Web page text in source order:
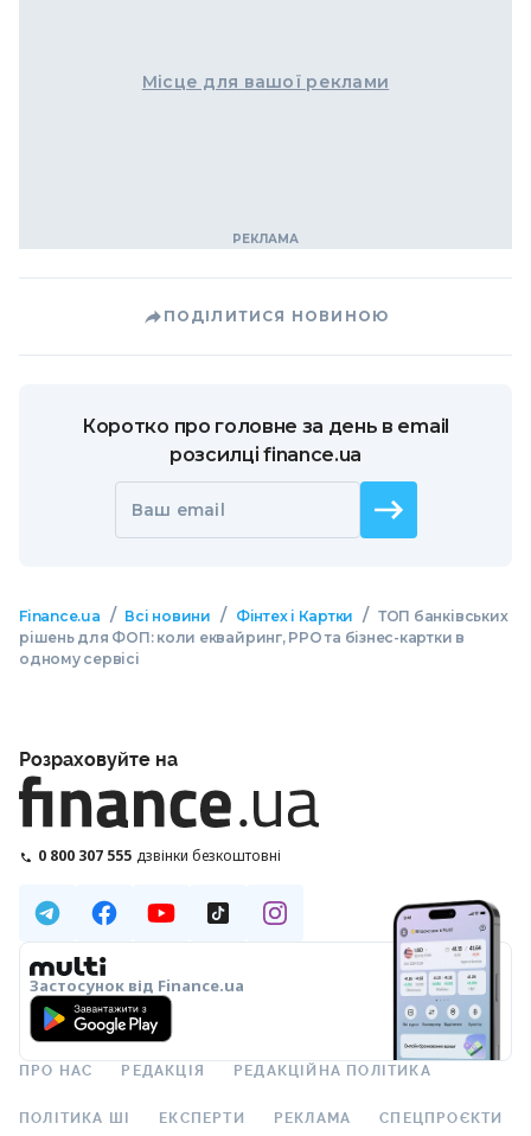
Місце для вашої реклами
ПОДІЛИТИСЯ НОВИНОЮ
Коротко про головне за день в email
розсилці finance.ua
Ваш email
Finance.ua / Всі новини / Фінтех і Картки / ТОП банківських
рішень для ФОП: коли еквайринг, РРО та бізнес-картки в
одному сервісі
Розраховуйте на
0 800 307 555 дзвінки безкоштовні
Застосунок від Finance.ua
ПРО НАС РЕДАКЦІЯ РЕДАКЦІЙНА ПОЛІТИКА
ПОЛІТИКА ШІ ЕКСПЕРТИ РЕКЛАМА СПЕЦПРОЄКТИ